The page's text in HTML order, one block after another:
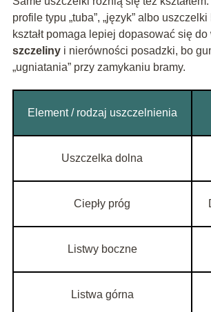
profile typu „tuba”, „język” albo
kształt pomaga lepiej dopasować się
szczelinyi nierówności posadzki, bo
„ugniatania” przy zamykaniu bramy.
Element / rodzaj uszczelnienia
Uszczelka dolna
Ciepły próg
Listwy boczne
Listwa górna